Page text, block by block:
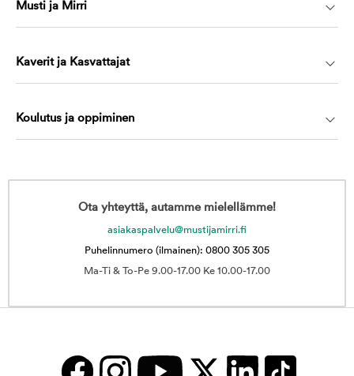
Musti ja Mirri
Kaverit ja Kasvattajat
Koulutus ja oppiminen
Ota yhteyttä, autamme mielellämme!
asiakaspalvelu@mustijamirri.fi
Puhelinnumero (ilmainen): 0800 305 305
Ma-Ti & To-Pe 9.00-17.00 Ke 10.00-17.00